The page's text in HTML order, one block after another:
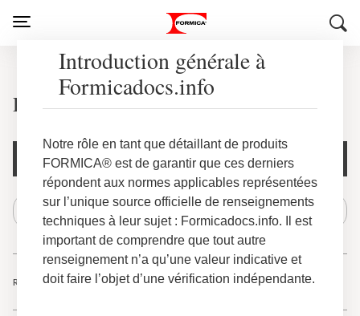
Les produits TFL de marque Formica®
Filtres des documents
Résultats1-2de2
Introduction générale à
Formicadocs.info
Notre rôle en tant que détaillant de produits
FORMICA® est de garantir que ces derniers
répondent aux normes applicables représentées
sur l’unique source officielle de renseignements
techniques à leur sujet : Formicadocs.info. Il est
important de comprendre que tout autre
renseignement n’a qu’une valeur indicative et
doit faire l’objet d’une vérification indépendante.